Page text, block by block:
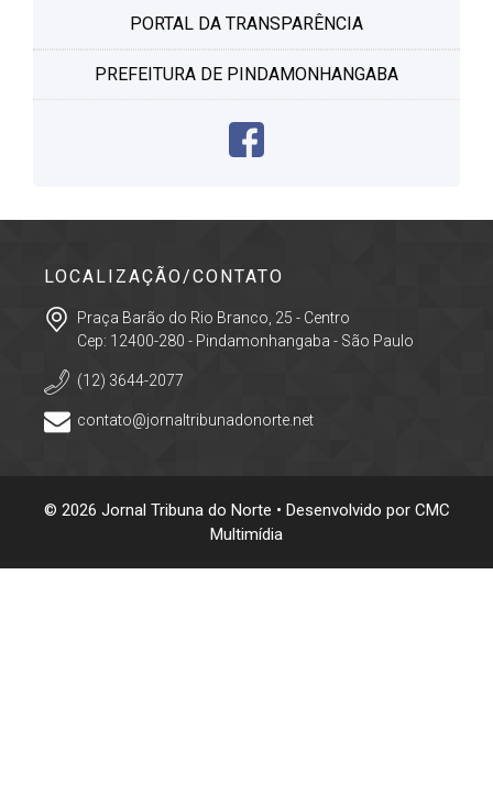
PORTAL DA TRANSPARÊNCIA
PREFEITURA DE PINDAMONHANGABA
LOCALIZAÇÃO/CONTATO
Praça Barão do Rio Branco, 25 - Centro
Cep: 12400-280 - Pindamonhangaba - São Paulo
(12) 3644-2077
contato@jornaltribunadonorte.net
© 2026 Jornal Tribuna do Norte • Desenvolvido por CMC
Multimídia